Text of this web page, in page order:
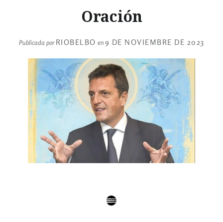
Oración
Publicada porRIOBELBO en9 DE NOVIEMBRE DE 2023